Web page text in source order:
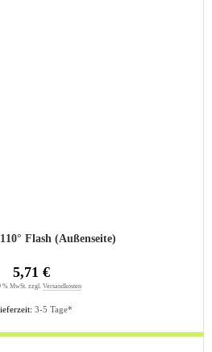
Flash (Außenseite)
3-5 Tage*
5,71 €
% MwSt. zzgl. Versandkosten